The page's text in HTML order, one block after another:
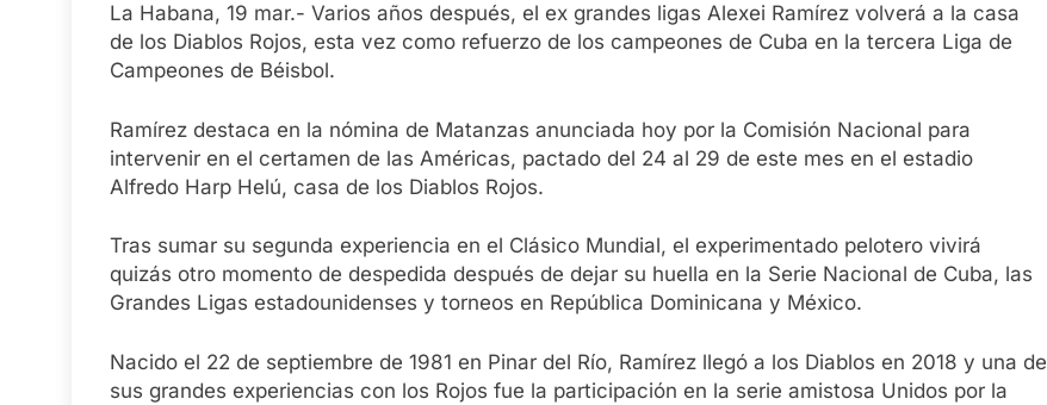
La Habana, 19 mar.- Varios años después, el ex grandes ligas Alexei Ramírez volverá a la casa
de los Diablos Rojos, esta vez como refuerzo de los campeones de Cuba en la tercera Liga de
Campeones de Béisbol.
Ramírez destaca en la nómina de Matanzas anunciada hoy por la Comisión Nacional para
intervenir en el certamen de las Américas, pactado del 24 al 29 de este mes en el estadio
Alfredo Harp Helú, casa de los Diablos Rojos.
Tras sumar su segunda experiencia en el Clásico Mundial, el experimentado pelotero vivirá
quizás otro momento de despedida después de dejar su huella en la Serie Nacional de Cuba, las
Grandes Ligas estadounidenses y torneos en República Dominicana y México.
Nacido el 22 de septiembre de 1981 en Pinar del Río, Ramírez llegó a los Diablos en 2018 y una de
sus grandes experiencias con los Rojos fue la participación en la serie amistosa Unidos por la